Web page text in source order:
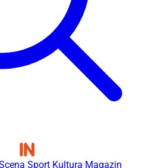
Sport Kultura Magazin